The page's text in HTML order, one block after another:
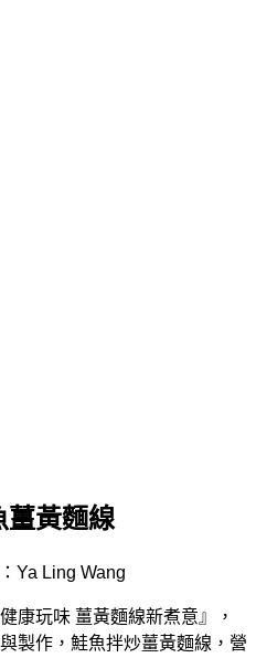
薑黃麵線
Ya Ling Wang
康玩味 薑黃麵線新煮意』，
製作，鮭魚拌炒薑黃麵線，營